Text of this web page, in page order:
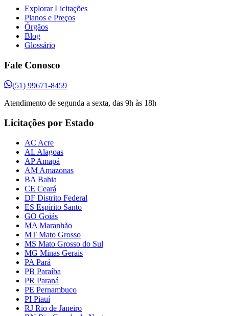
Explorar Licitações
Planos e Preços
Órgãos
Blog
Glossário
Fale Conosco
(51) 99671-8459
Atendimento de segunda a sexta, das 9h às 18h
Licitações por Estado
AC Acre
AL Alagoas
AP Amapá
AM Amazonas
BA Bahia
CE Ceará
DF Distrito Federal
ES Espírito Santo
GO Goiás
MA Maranhão
MT Mato Grosso
MS Mato Grosso do Sul
MG Minas Gerais
PA Pará
PB Paraíba
PR Paraná
PE Pernambuco
PI Piauí
RJ Rio de Janeiro